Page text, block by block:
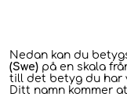
Nedan kan du
(Swe) på en skala
till det betyg du har
Ditt namn kommer